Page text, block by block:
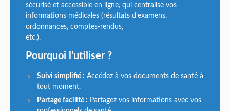
sécurisé et accessible en ligne, qui centralise vos
informations médicales (résultats d’examens,
ordonnances, comptes-rendus,
etc.).
Pourquoi l’utiliser ?
Suivi simplifié : Accédez à vos documents de santé à
tout moment.
Partage facilité : Partagez vos informations avec vos